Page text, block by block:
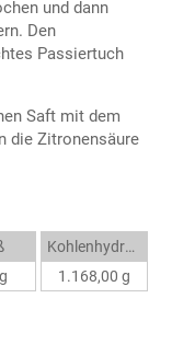
und dann
Den
Passiertuch
Saft mit dem
die Zitronensäure
Kohlenhydrate
1.168,00 g